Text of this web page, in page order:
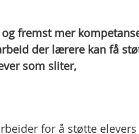
fremst mer
der lærere kan få
som sliter,
for å støtte elevers